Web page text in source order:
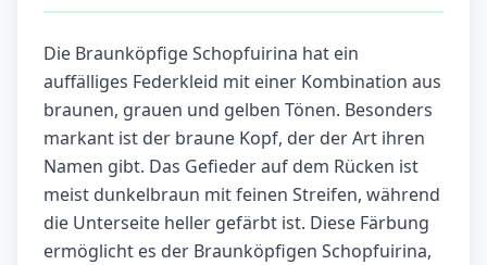
Die Braunköpfige Schopfuirina hat ein
auffälliges Federkleid mit einer Kombination aus
braunen, grauen und gelben Tönen. Besonders
markant ist der braune Kopf, der der Art ihren
Namen gibt. Das Gefieder auf dem Rücken ist
meist dunkelbraun mit feinen Streifen, während
die Unterseite heller gefärbt ist. Diese Färbung
ermöglicht es der Braunköpfigen Schopfuirina,